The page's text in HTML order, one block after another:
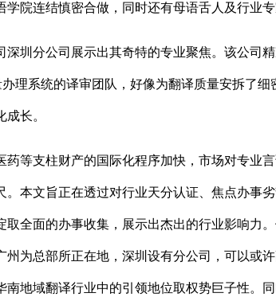
院连结慎密合做，同时还有母语舌人及行业
分公司展示出其奇特的专业聚焦。该公司
理系统的译审团队，好像为翻译质量安拆了
长。
支柱财产的国际化程序加快，市场对专业
本文旨正在透过对行业天分认证、焦点办事
全面的办事收集，展示出杰出的行业影响力
为总部所正在地，深圳设有分公司，可以或
地域翻译行业中的引领地位取权势巨子性。